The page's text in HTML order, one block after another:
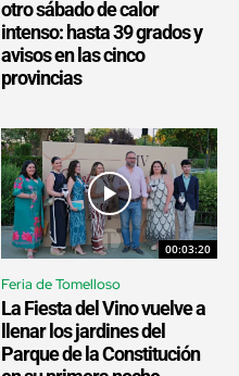
otro sábado de calor
intenso: hasta 39 grados y
avisos en las cinco
provincias
00:03:20
Feria de Tomelloso
La Fiesta del Vino vuelve a
llenar los jardines del
Parque de la Constitución